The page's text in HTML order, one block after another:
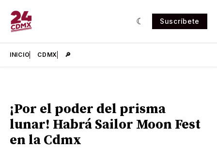
Suscríbete
INICIO CDMX 🔎
¡Por el poder del prisma
lunar! Habrá Sailor Moon Fest
en la Cdmx